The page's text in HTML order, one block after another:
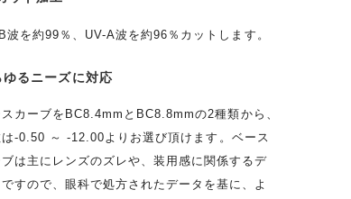
波を約99％、UV-A波を約96％カットします。
ゆるニーズに対応
カーブをBC8.4mmとBC8.8mmの2種類から、
は-0.50 ～ -12.00よりお選び頂けます。ベース
ブは主にレンズのズレや、装用感に関係するデ
すので、眼科で処方されたデータを基に、よ